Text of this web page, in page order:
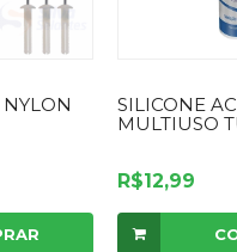
SILICONE
MULTIUSO
R$12,99